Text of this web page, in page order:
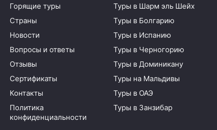
Горящие туры
Страны
Новости
Вопросы и ответы
Отзывы
Сертификаты
Контакты
Политика
конфиденциальности
Туры в Шарм эль Шейх
Туры в Болгарию
Туры в Испанию
Туры в Черногорию
Туры в Доминикану
Туры на Мальдивы
Туры в ОАЭ
Туры в Занзибар